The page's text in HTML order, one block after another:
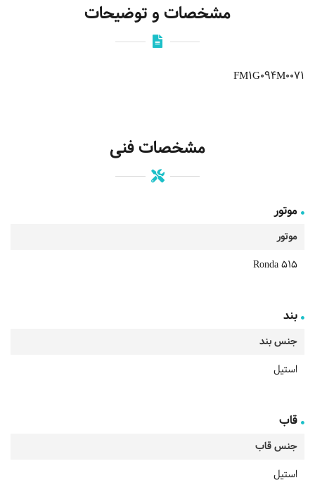
مشخصات و توضیحات
FM1G094M0071
مشخصات فنی
موتور
موتور
Ronda 515
بند
جنس بند
استیل
قاب
جنس قاب
استیل